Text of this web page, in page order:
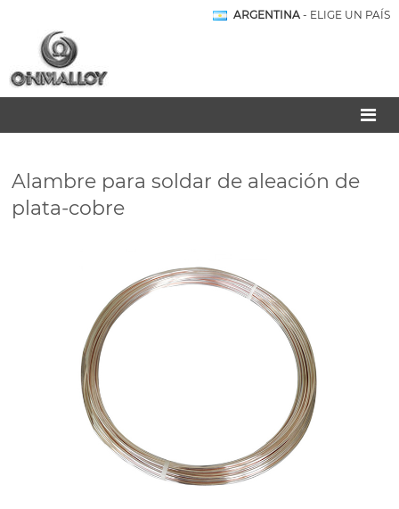
ARGENTINA - ELIGE UN PAÍS
Alambre para soldar de aleación de
plata-cobre